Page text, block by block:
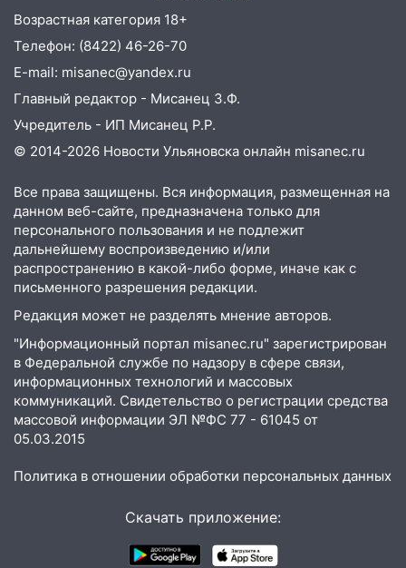
15:45 Жителям села Тагай больше не
придётся ездить в райцентр ради сдачи
анализов
15:30
После жалобы прокурору на
улице Льва Толстого в Старой Майне
восстановили освещение
15:23 За неделю ульяновские спасатели
14:40 Житель Димитровграда поверил в
«посылку от дочери» и лишился более 3
миллионов рублей
14:30 Застолье закончилось кражей:
знакомого
14:01 За неделю в Ульяновской области
поймали 48 пьяных водителей
13:54
Хотел «подарить жене машину»,
но едва не отдал мошенникам 530
13:30
Пять встреч и почти 5 млн рублей:
ульяновский пенсионер отдал деньги
курьеру мошенников
На Московском шоссе Opel не
Возрастная категория 18+
Телефон: (8422) 46-26-70
E-mail: misanec@yandex.ru
Главный редактор - Мисанец З.Ф.
Учредитель - ИП Мисанец Р.Р.
© 2014-2026 Новости Ульяновска онлайн misanec.ru
Все права защищены. Вся информация, размещенная на
данном веб-сайте, предназначена только для
персонального пользования и не подлежит
дальнейшему воспроизведению и/или
распространению в какой-либо форме, иначе как с
письменного разрешения редакции.
Редакция может не разделять мнение авторов.
"Информационный портал misanec.ru" зарегистрирован
в Федеральной службе по надзору в сфере связи,
информационных технологий и массовых
коммуникаций. Свидетельство о регистрации средства
массовой информации ЭЛ №ФС 77 - 61045 от
05.03.2015
Политика в отношении обработки персональных данных
Скачать приложение: